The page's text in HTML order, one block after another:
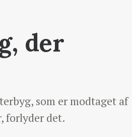
der
som er modtaget af
forlyder det.